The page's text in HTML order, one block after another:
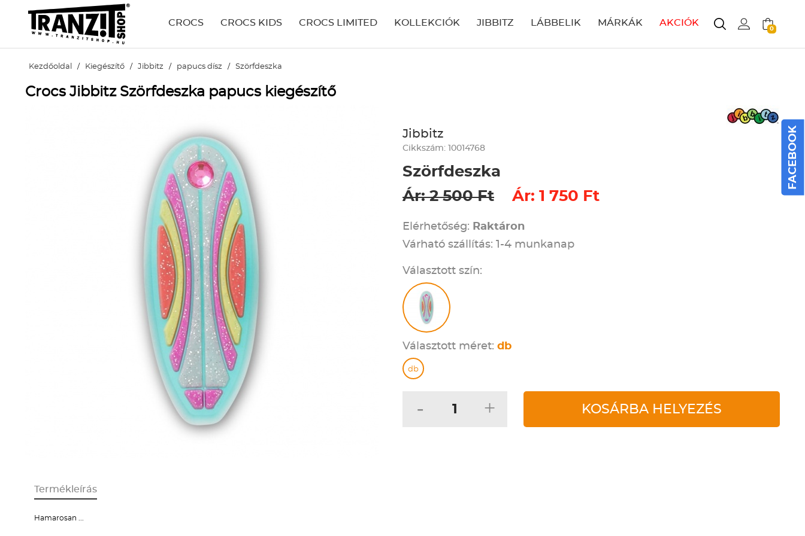
CROCS CROCS KIDS CROCS LIMITED KOLLEKCIÓK JIBBITZ LÁBBELIK MÁRKÁK AKCIÓK
0
Kezdőoldal / Kiegészítő / Jibbitz / papucs dísz / Szörfdeszka
Crocs Jibbitz Szörfdeszka papucs kiegészítő
Jibbitz
Cikkszám: 10014768
Szörfdeszka
Ár: 2 500 Ft
Ár: 1 750 Ft
Elérhetőség: Raktáron
Várható szállítás: 1-4 munkanap
Választott szín:
Választott méret: db
db
- + KOSÁRBA HELYEZÉS
Termékleírás
Hamarosan ...
FACEBOOK